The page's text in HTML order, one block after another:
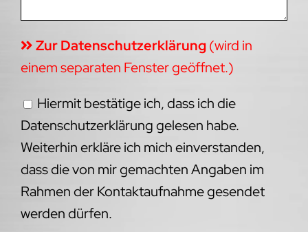
Zur Datenschutzerklärung(wird in
einem separaten Fenster geöffnet.)
Hiermit bestätige ich, dass ich die
Datenschutzerklärung gelesen habe.
Weiterhin erkläre ich mich einverstanden,
dass die von mir gemachten Angaben im
Rahmen der Kontaktaufnahme gesendet
werden dürfen.